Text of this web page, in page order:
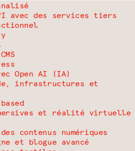
avec des services tiers
Open AI (IA)
infrastructures et
et réalité virtuelle
contenus numériques
et blogue avancé